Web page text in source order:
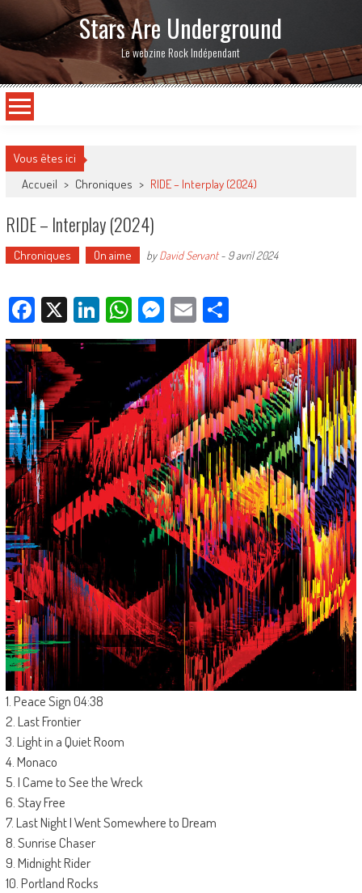
Stars Are Underground
Le webzine Rock Indépendant
Vous êtes ici
Accueil > Chroniques > RIDE – Interplay (2024)
RIDE – Interplay (2024)
Chroniques On aime byDavid Servant- 9 avril 2024
Facebook
X LinkedIn
WhatsApp
Messenger
EmailPartager
1. Peace Sign 04:38
2. Last Frontier
3. Light in a Quiet Room
4. Monaco
5. I Came to See the Wreck
6. Stay Free
7. Last Night I Went Somewhere to Dream
8. Sunrise Chaser
9. Midnight Rider
10. Portland Rocks